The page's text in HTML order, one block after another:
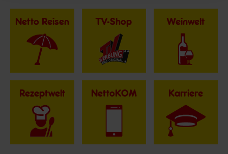
Netto Reisen TV-Shop Weinwelt
Rezeptwelt NettoKOM Karriere